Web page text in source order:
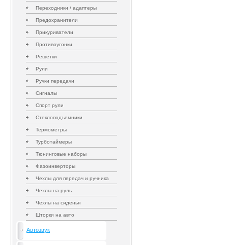
Переходники / адаптеры
Предохранители
Прикуриватели
Противоугонки
Решетки
Рули
Ручки передачи
Сигналы
Спорт рули
Стеклоподъемники
Термометры
Турботаймеры
Тюнинговые наборы
Фазоинверторы
Чехлы для передач и ручника
Чехлы на руль
Чехлы на сиденья
Шторки на авто
Автозвук